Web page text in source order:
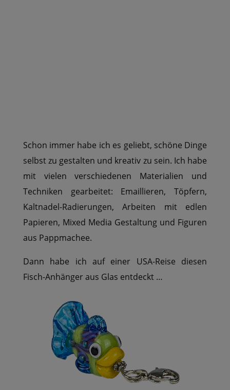
Schon immer habe ich es geliebt, schöne Dinge
selbst zu gestalten und kreativ zu sein. Ich habe
mit vielen verschiedenen Materialien und
Techniken gearbeitet: Emaillieren, Töpfern,
Kaltnadel-Radierungen, Arbeiten mit edlen
Papieren, Mixed Media Gestaltung und Figuren
aus Pappmachee.
Dann habe ich auf einer USA-Reise diesen
Fisch-Anhänger aus Glas entdeckt …